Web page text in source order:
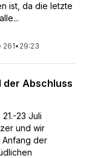
ist, da die letzte
261• 29:23
der Abschluss
23 Juli
und wir
Anfang der